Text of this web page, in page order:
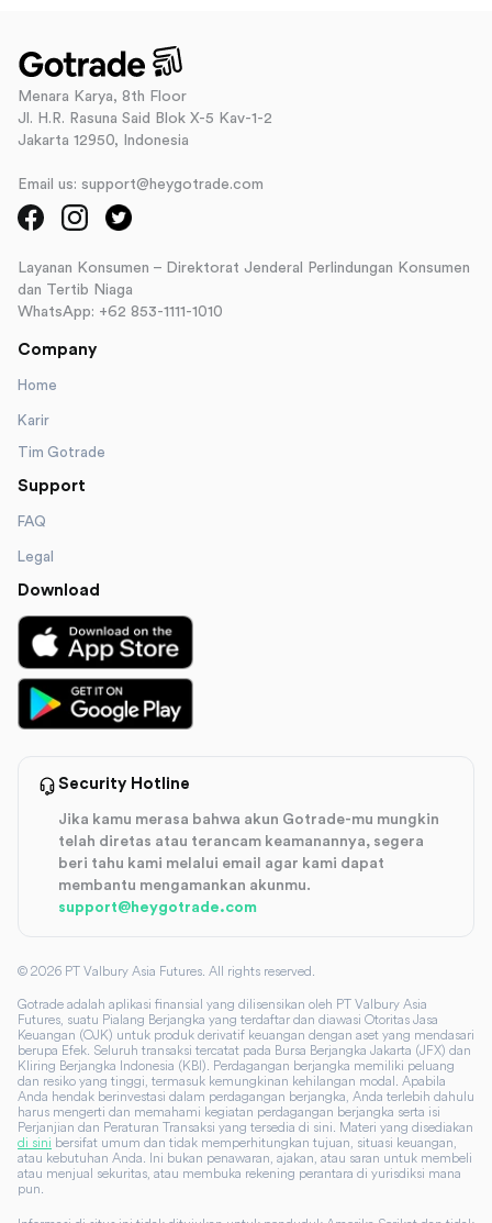
Menara Karya, 8th Floor
Jl. H.R. Rasuna Said Blok X-5 Kav-1-2
Jakarta 12950, Indonesia
Email us: support@heygotrade.com
Layanan Konsumen – Direktorat Jenderal Perlindungan Konsumen
dan Tertib Niaga
WhatsApp: +62 853-1111-1010
Company
Home
Karir
Tim Gotrade
Support
FAQ
Legal
Download
Security Hotline
Jika kamu merasa bahwa akun Gotrade-mu mungkin
telah diretas atau terancam keamanannya, segera
beri tahu kami melalui email agar kami dapat
membantu mengamankan akunmu.
support@heygotrade.com
© 2026 PT Valbury Asia Futures. All rights reserved.
Gotrade adalah aplikasi finansial yang dilisensikan oleh PT Valbury Asia
Futures, suatu Pialang Berjangka yang terdaftar dan diawasi Otoritas Jasa
Keuangan (OJK) untuk produk derivatif keuangan dengan aset yang mendasari
berupa Efek. Seluruh transaksi tercatat pada Bursa Berjangka Jakarta (JFX) dan
Kliring Berjangka Indonesia (KBI). Perdagangan berjangka memiliki peluang
dan resiko yang tinggi, termasuk kemungkinan kehilangan modal. Apabila
Anda hendak berinvestasi dalam perdagangan berjangka, Anda terlebih dahulu
harus mengerti dan memahami kegiatan perdagangan berjangka serta isi
Perjanjian dan Peraturan Transaksi yang tersedia di sini. Materi yang disediakan
di sini bersifat umum dan tidak memperhitungkan tujuan, situasi keuangan,
atau kebutuhan Anda. Ini bukan penawaran, ajakan, atau saran untuk membeli
atau menjual sekuritas, atau membuka rekening perantara di yurisdiksi mana
pun.